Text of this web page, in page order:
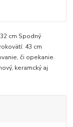
cm Spodný
43 cm
či opekanie.
keramcký aj